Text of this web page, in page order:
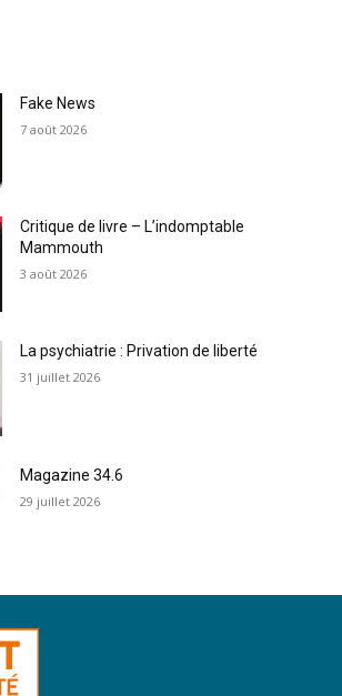
Fake News
7 août 2026
Critique de livre – L’indomptable
Mammouth
3 août 2026
La psychiatrie : Privation de liberté
31 juillet 2026
Magazine 34.6
29 juillet 2026